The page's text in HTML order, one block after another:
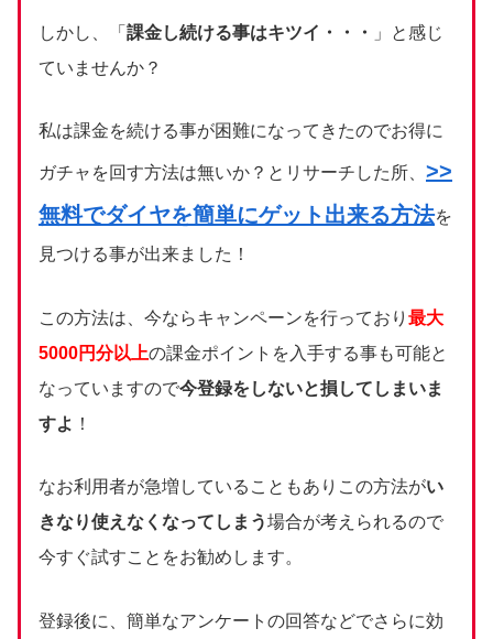
しかし、「 課金し続ける事はキツイ・・・
」と感じ
ていませんか？
私は課金を続ける事が困難になってきたのでお得に
ガチャを回す方法は無いか？とリサーチした所、 >>
無料でダイヤを簡単にゲット出来る方法を
見つける事が出来ました！
この方法は、今ならキャンペーンを行っており 最大
5000円分以上の課金ポイントを入手する事も可能と
なっていますので今登録をしないと損してしまいま
すよ ！
なお利用者が急増していることもありこの方法がい
きなり使えなくなってしまう場合が考えられるので
今すぐ試すことをお勧めします。
登録後に、簡単なアンケートの回答などでさらに効